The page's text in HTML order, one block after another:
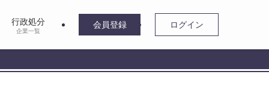
行政処分
企業一覧
会員登録 ログイン